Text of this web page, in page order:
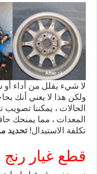
لا شيء يقلل من أداء أو
ولكن هذا لا يعني أنك
الحالات ، يمكننا
المعدات ، مما يمنحك
تكلفة الاستبدال!تحديد
قطع غيار رنج